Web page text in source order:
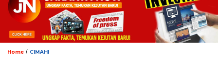
Home / CIMAHI